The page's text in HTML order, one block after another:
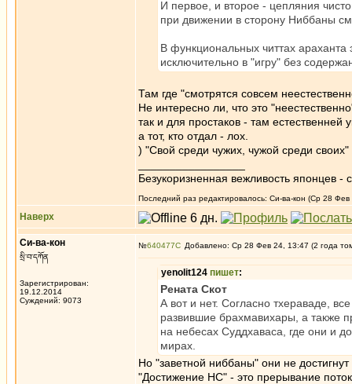
И первое, и второе - цепляния
при движении в сторону Ниббаны
В функциональных читтах
исключительно в "игру" без
Там где "смотрятся совсем
Не интересно ли, что это
так и для простаков - там естественней
а тот, кто отдал - лох.
) "Свой среди чужих, чужой среди своих"
Безукоризненная вежливость японцев -
Последний раз редактировалось: Си-ва-кон (Ср 28
Наверх
Си-ва-кон
སྲི་བ་དཀོན
Зарегистрирован:
19.12.2014
Суждений: 9073
№640477 Добавлено: Ср 28 Фев 24, 13:47 (2 года
yenolit124 пишет:
Рената Скот
А вот и нет. Согласно тхераваде,
развившие брахмавихары, а также
на небесах Суддхаваса, где они и
мирах.
Но "заветной ниббаны" они не
"Достижение НС" - это прерывание